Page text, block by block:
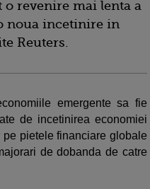
o revenire mai lenta a
noua incetinire in
Reuters.
emergente sa fie
de incetinirea economiei
pietele financiare globale
de dobanda de catre